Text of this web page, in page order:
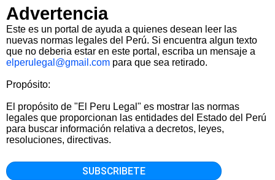
Advertencia
Este es un portal de ayuda a quienes desean leer las
nuevas normas legales del Perú. Si encuentra algun texto
que no deberia estar en este portal, escriba un mensaje a
elperulegal@gmail.com para que sea retirado.
Propósito:
El propósito de "El Peru Legal" es mostrar las normas
legales que proporcionan las entidades del Estado del Perú
para buscar información relativa a decretos, leyes,
resoluciones, directivas.